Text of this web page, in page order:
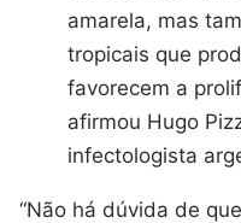
amarela, mas
tropicais que
favorecem a
afirmou Hugo
infectologista
“Não há dúvida de